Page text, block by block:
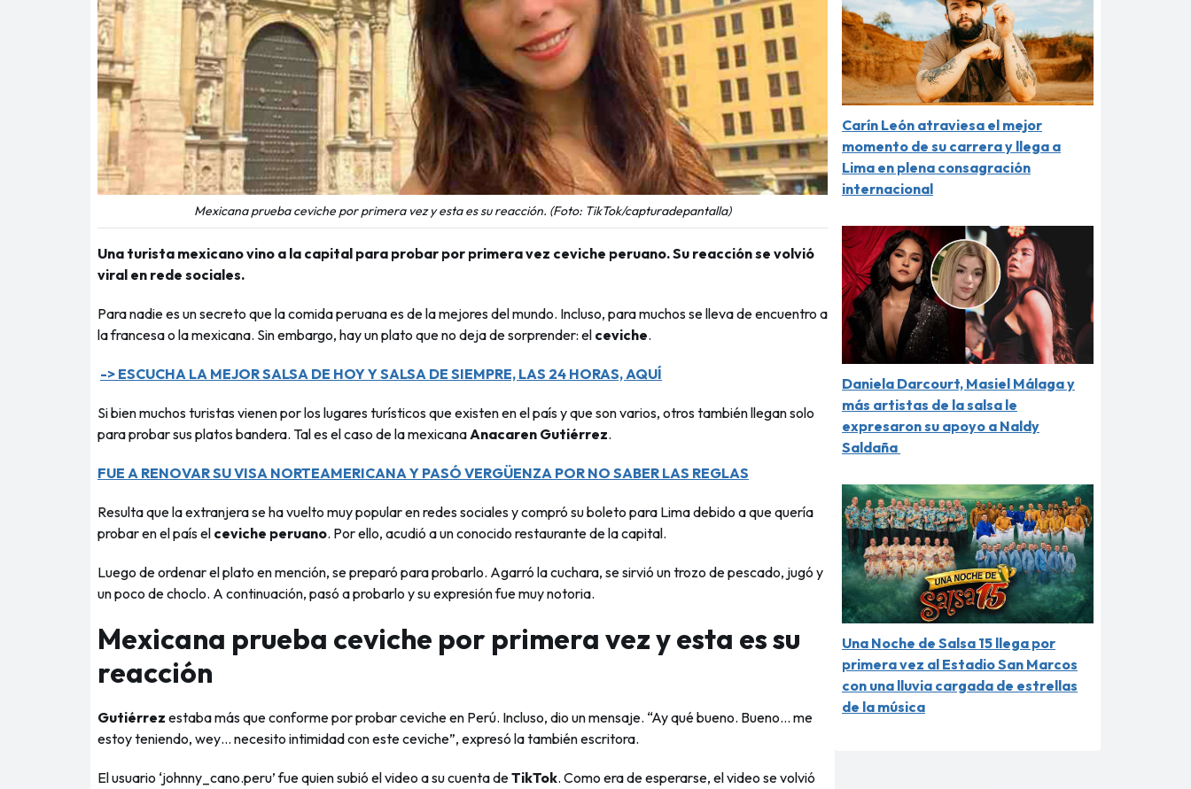
Mexicana prueba ceviche por primera vez y esta es su reacción. (Foto: TikTok/capturadepantalla)
Una turista mexicano vino a la capital para probar por primera vez ceviche peruano. Su reacción se volvió
viral en rede sociales.
Para nadie es un secreto que la comida peruana es de la mejores del mundo. Incluso, para muchos se lleva de encuentro a
la francesa o la mexicana. Sin embargo, hay un plato que no deja de sorprender: el ceviche.
-> ESCUCHA LA MEJOR SALSA DE HOY Y SALSA DE SIEMPRE, LAS 24 HORAS, AQUÍ
Si bien muchos turistas vienen por los lugares turísticos que existen en el país y que son varios, otros también llegan solo
para probar sus platos bandera. Tal es el caso de la mexicanaAnacaren Gutiérrez.
FUE A RENOVAR SU VISA NORTEAMERICANA Y PASÓ VERGÜENZA POR NO SABER LAS REGLAS
Resulta que la extranjera se ha vuelto muy popular en redes sociales y compró su boleto para Lima debido a que quería
probar en el país el ceviche peruano. Por ello, acudió a un conocido restaurante de la capital.
Luego de ordenar el plato en mención, se preparó para probarlo. Agarró la cuchara, se sirvió un trozo de pescado, jugó y
un poco de choclo. A continuación, pasó a probarlo y su expresión fue muy notoria.
Mexicana prueba ceviche por primera vez y esta es su
reacción
Gutiérrez estaba más que conforme por probar ceviche en Perú. Incluso, dio un mensaje. “Ay qué bueno. Bueno… me
estoy teniendo, wey… necesito intimidad con este ceviche”, expresó la también escritora.
El usuario ‘johnny_cano.peru’ fue quien subió el video a su cuenta deTikTok. Como era de esperarse, el video se volvió
Carín León atraviesa el mejor
momento de su carrera y llega a
Lima en plena consagración
internacional
Daniela Darcourt, Masiel Málaga y
más artistas de la salsa le
expresaron su apoyo a Naldy
Saldaña
Una Noche de Salsa 15 llega por
primera vez al Estadio San Marcos
con una lluvia cargada de estrellas
de la música